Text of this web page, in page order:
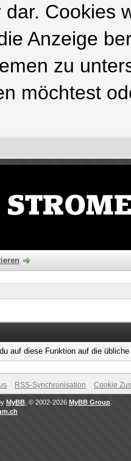
Cookies
Anzeige
zu
möchtest
auf diese Funktion auf die
RSS-Synchronisation Cookie
MyBB , © 2002-2026 MyBB Group